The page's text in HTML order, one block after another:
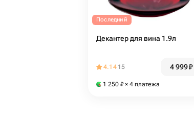
Последний
Декантер для вина 1.9л
4.14 15 4 999₽
1 250 ₽ × 4 платежа